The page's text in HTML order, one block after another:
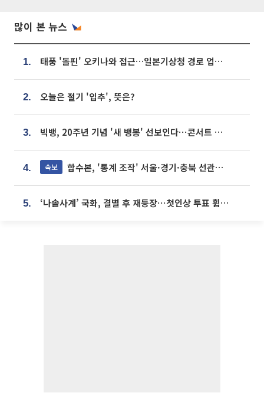
많이 본 뉴스
1. 태풍 '돌핀' 오키나와 접근…일본기상청 경로 업데이트
2. 오늘은 절기 '입추', 뜻은?
3. 빅뱅, 20주년 기념 '새 뱅봉' 선보인다⋯콘서트 앞두고 팝업 개최
4. 속보 합수본, '통계 조작' 서울·경기·충북 선관위 등 추가 압수수색
5. ‘나솔사계’ 국화, 결별 후 재등장⋯첫인상 투표 휩쓸고 ‘인기녀’ 등극